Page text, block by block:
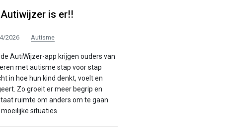
Autiwijzer is er!!
2026 Autisme
AutiWijzer-app krijgen ouders van
met autisme stap voor stap
in hoe hun kind denkt, voelt en
Zo groeit er meer begrip en
ruimte om anders om te gaan
situaties